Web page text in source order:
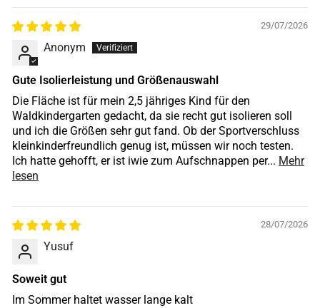
29/07/2026
Anonym
Gute Isolierleistung und Größenauswahl
Die Fläche ist für mein 2,5 jähriges Kind für den
Waldkindergarten gedacht, da sie recht gut isolieren soll
und ich die Größen sehr gut fand. Ob der Sportverschluss
kleinkinderfreundlich genug ist, müssen wir noch testen.
Ich hatte gehofft, er ist iwie zum Aufschnappen per... Mehr
lesen
28/07/2026
Yusuf
Soweit gut
Im Sommer haltet wasser lange kalt